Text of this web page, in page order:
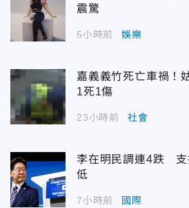
震驚
5小時前 娛樂
嘉義義竹死亡車禍！
1死1傷
23小時前 社會
李在明民調連4跌 支
低
7小時前 國際